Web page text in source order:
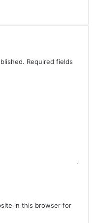
Required fields
in this browser for